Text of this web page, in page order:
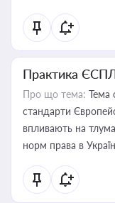
Практика
Про що тема: Тема
стандарти
впливають на
норм права в